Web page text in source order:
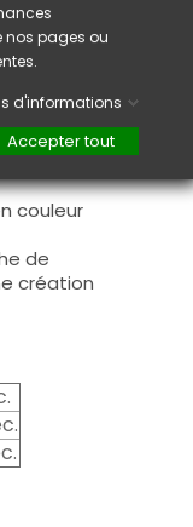
pinceau, de
pas
de
limage.
couche et
garantir
couleur
de
création
nos pages ou
d'informations
Accepter tout